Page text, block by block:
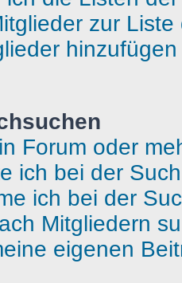
zur
Forum oder
ich bei der
ich bei der
Mitgliedern
eigenen